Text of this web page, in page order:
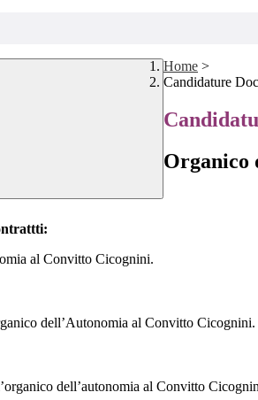
Home >
Candidature
Organico
al Convitto Cicognini.
dell’Autonomia al Convitto Cicognini.
dell’autonomia al Convitto